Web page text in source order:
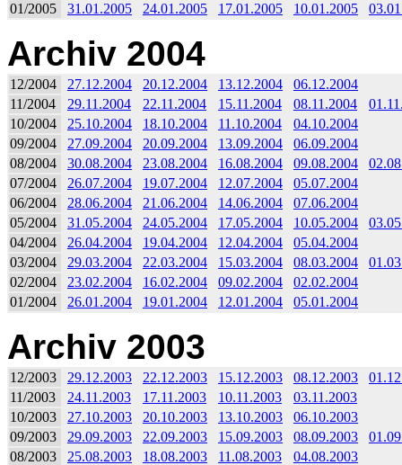
01/2005
31.01.2005 24.01.2005 17.01.2005 10.01.2005
Archiv 2004
12/2004 27.12.2004 20.12.2004 13.12.2004
06.12.2004
11/2004
29.11.2004 22.11.2004 15.11.2004 08.11.2004
10/2004
25.10.2004 18.10.2004 11.10.2004
04.10.2004
09/2004
27.09.2004 20.09.2004 13.09.2004
06.09.2004
08/2004
30.08.2004 23.08.2004 16.08.2004 09.08.2004
07/2004
26.07.2004 19.07.2004 12.07.2004
05.07.2004
06/2004
28.06.2004 21.06.2004 14.06.2004
07.06.2004
05/2004
31.05.2004 24.05.2004 17.05.2004 10.05.2004
04/2004
26.04.2004 19.04.2004 12.04.2004
05.04.2004
03/2004
29.03.2004 22.03.2004 15.03.2004 08.03.2004
02/2004
23.02.2004 16.02.2004 09.02.2004
02.02.2004
01/2004
26.01.2004 19.01.2004 12.01.2004 05.01.2004
Archiv 2003
12/2003 29.12.2003 22.12.2003 15.12.2003 08.12.2003
11/2003
24.11.2003 17.11.2003 10.11.2003
03.11.2003
10/2003
27.10.2003 20.10.2003 13.10.2003
06.10.2003
09/2003
29.09.2003 22.09.2003 15.09.2003 08.09.2003
08/2003
25.08.2003 18.08.2003 11.08.2003
04.08.2003